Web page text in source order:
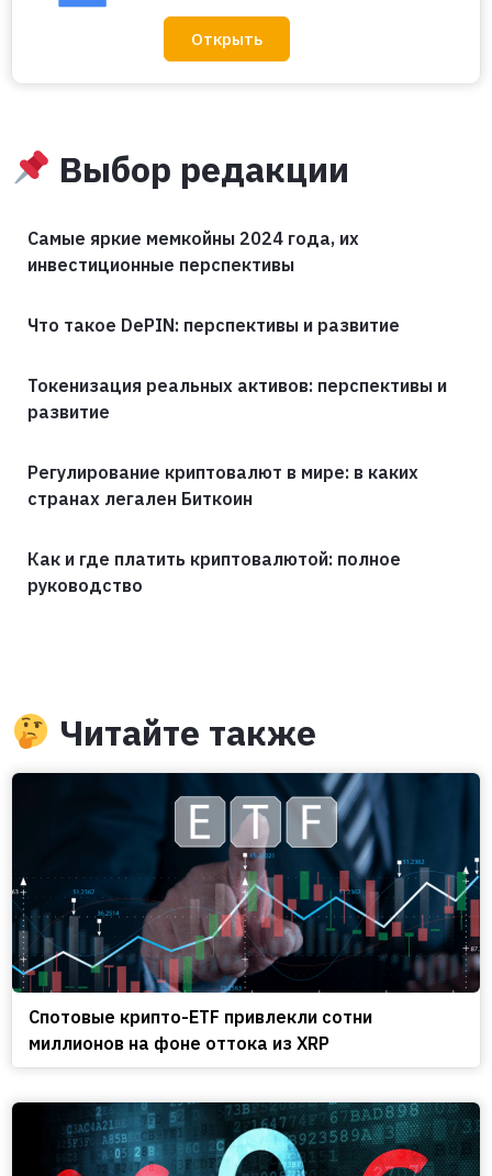
Открыть
Выбор редакции
Самые яркие мемкойны 2024 года, их
инвестиционные перспективы
Что такое DePIN: перспективы и развитие
Токенизация реальных активов: перспективы и
развитие
Регулирование криптовалют в мире: в каких
странах легален Биткоин
Как и где платить криптовалютой: полное
руководство
Читайте также
Спотовые крипто-ETF привлекли сотни
миллионов на фоне оттока из XRP